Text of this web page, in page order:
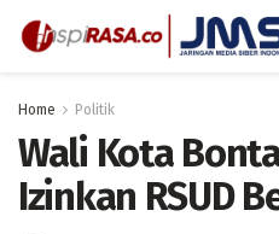
Home Politik
Wali Kota
Izinkan RSUD